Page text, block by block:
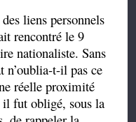
liens personnels
rencontré le 9
nationaliste. Sans
n’oublia-t-il pas ce
réelle proximité
il fut obligé, sous la